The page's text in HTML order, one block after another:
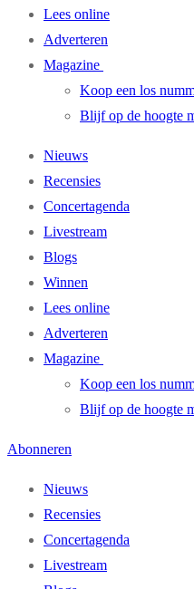
Lees online
Adverteren
Magazine
Koop een los
Blijf op de hoogte
Nieuws
Recensies
Concertagenda
Livestream
Blogs
Winnen
Lees online
Adverteren
Magazine
Koop een los
Blijf op de hoogte
Abonneren
Nieuws
Recensies
Concertagenda
Livestream